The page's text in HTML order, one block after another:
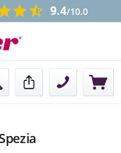
9.4/10.0
Kontakt